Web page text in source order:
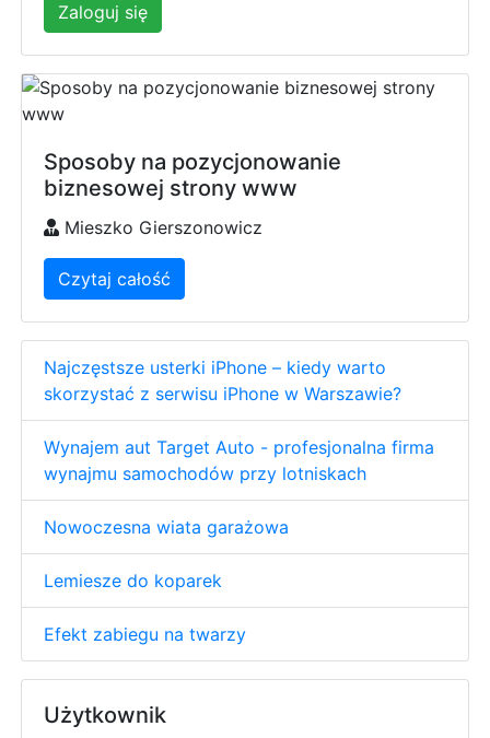
Zaloguj się
Sposoby na pozycjonowanie
biznesowej strony www
Mieszko Gierszonowicz
Czytaj całość
Najczęstsze usterki iPhone – kiedy warto
skorzystać z serwisu iPhone w Warszawie?
Wynajem aut Target Auto - profesjonalna firma
wynajmu samochodów przy lotniskach
Nowoczesna wiata garażowa
Lemiesze do koparek
Efekt zabiegu na twarzy
Użytkownik